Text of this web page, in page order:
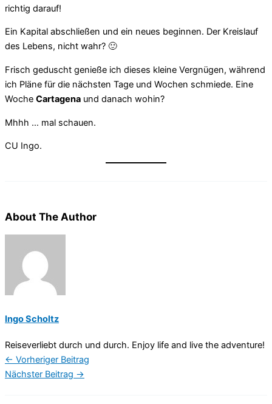
richtig darauf!
Ein Kapital abschließen und ein neues beginnen. Der Kreislauf
des Lebens, nicht wahr? 🙂
Frisch geduscht genieße ich dieses kleine Vergnügen, während
ich Pläne für die nächsten Tage und Wochen schmiede. Eine
Woche Cartagena und danach wohin?
Mhhh … mal schauen.
CU Ingo.
About The Author
Ingo Scholtz
Reiseverliebt durch und durch. Enjoy life and live the adventure!
← Vorheriger Beitrag
Nächster Beitrag →